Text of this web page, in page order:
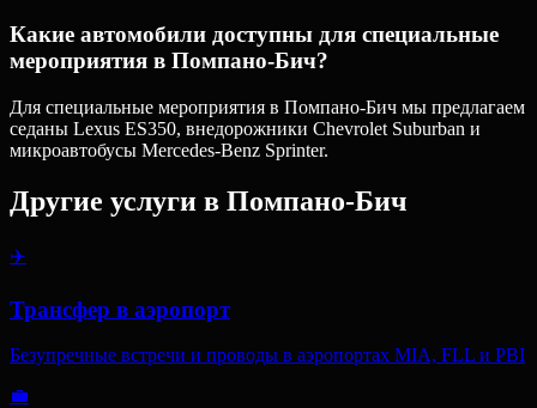
Какие автомобили доступны для специальные
мероприятия в Помпано-Бич?
Для специальные мероприятия в Помпано-Бич мы предлагаем
седаны Lexus ES350, внедорожники Chevrolet Suburban и
микроавтобусы Mercedes-Benz Sprinter.
Другие услуги в Помпано-Бич
✈️
Трансфер в аэропорт
Безупречные встречи и проводы в аэропортах MIA, FLL и PBI
💼